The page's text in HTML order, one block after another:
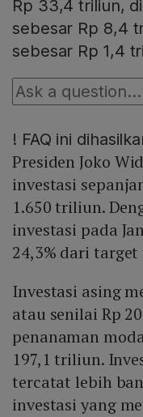
Rp 33,4 triliun,
sebesar Rp 8,4
sebesar Rp 1,4
! FAQ ini
Presiden Joko
investasi
1.650 triliun.
investasi pada
24,3% dari
Investasi asing
atau senilai Rp
penanaman
197,1 triliun.
tercatat lebih
investasi yang